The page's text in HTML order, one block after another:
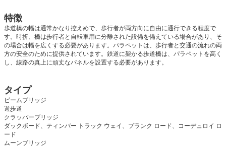
特徴
歩道橋の幅は通常かなり控えめで、歩行者が両方向に自由に通行できる程度で
す。時折、橋は歩行者と自転車用に分離された設備を備えている場合があり、そ
の場合は幅を広くする必要があります。パラペットは、歩行者と交通の流れの両
方の安全のために提供されています。鉄道に架かる歩道橋は、パラペットを高く
し、線路の真上に頑丈なパネルを設置する必要があります。
タイプ
ビームブリッジ
遊歩道
クラッパーブリッジ
ダックボード、ティンバー トラック ウェイ、プランク ロード、コーデュロイ ロ
ード
ムーンブリッジ